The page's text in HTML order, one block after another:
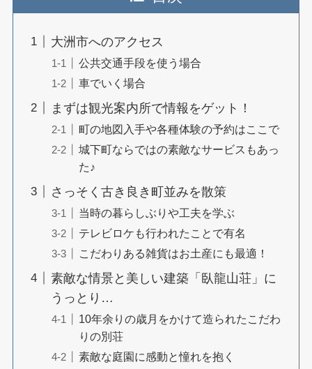
大洲市へのアクセス
公共交通手段を使う場合
車でいく場合
まずは観光案内所で情報をゲット！
町の地図入手や各種体験の予約はここで
城下町ならではの素敵なサービスもあっ
た♪
さっそく古き良き町並みを散策
当時の暮らしぶりや工夫を学ぶ
テレビロケも行われたことで有名
こだわりある雑貨はお土産にも最適！
素敵な情景と美しい建築「臥龍山荘」に
うっとり…
10年余りの歳月をかけて造られたこだわ
りの別荘
素敵な庭園に感動と憧れを抱く